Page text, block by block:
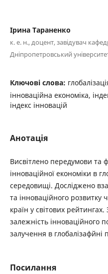
Ірина Тараненко
к. е. н., доцент, завідувач
Дніпропетровський
Ключові слова:
інноваційна економіка,
індекс інновацій
Анотація
Висвітлено передумови та
інноваційної економіки в
середовищі. Досліджено
та інноваційного розвитку
країн у світових
залежність інноваційного
залучення в глобалізафйні
Посилання